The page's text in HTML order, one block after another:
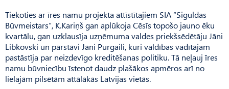
Tiekoties ar īres namu projekta attīstītajiem SIA “Siguldas
Būv­meistars”, K.Kariņš gan aplūkoja Cēsīs topošo jauno ēku
kvartālu, gan uzklausīja uzņēmuma valdes priekšsēdētāju Jāni
Lib­kovski un pārstāvi Jāni Purgaili, kuri valdības vadītājam
pastāstīja par neizdevīgo kreditēšanas politiku. Tā neļauj īres
namu būvniecību īstenot daudz plašākos apmēros arī no
lielajām pilsētām attālākās Latvijas vietās.